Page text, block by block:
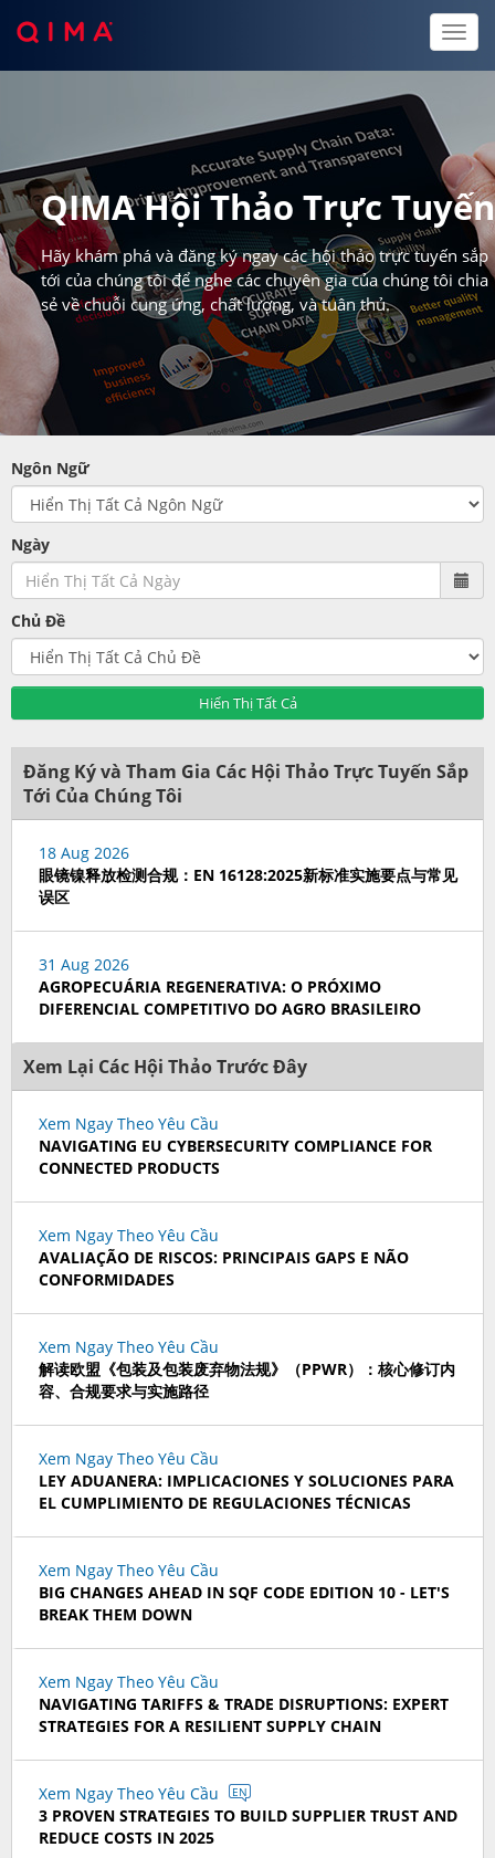
Toggle
QIMA Hội Thảo Trực Tuyến
Hãy khám phá và đăng ký ngay các hội thảo trực tuyến sắp
tới của chúng tôi để nghe các chuyên gia của chúng tôi chia
sẻ về chuỗi cung ứng, chất lượng, và tuân thủ.
Ngôn Ngữ
Ngày
Chủ Đề
Hiển Thị Tất Cả
Đăng Ký và Tham Gia Các Hội Thảo Trực Tuyến Sắp
Tới Của Chúng Tôi
18 Aug 2026
眼镜镍释放检测合规：EN 16128:2025新标准实施要点与常见
误区
31 Aug 2026
AGROPECUÁRIA REGENERATIVA: O PRÓXIMO
DIFERENCIAL COMPETITIVO DO AGRO BRASILEIRO
Xem Lại Các Hội Thảo Trước Đây
Xem Ngay Theo Yêu Cầu
NAVIGATING EU CYBERSECURITY COMPLIANCE FOR
CONNECTED PRODUCTS
Xem Ngay Theo Yêu Cầu
AVALIAÇÃO DE RISCOS: PRINCIPAIS GAPS E NÃO
CONFORMIDADES
Xem Ngay Theo Yêu Cầu
解读欧盟《包装及包装废弃物法规》（PPWR）：核心修订内
容、合规要求与实施路径
Xem Ngay Theo Yêu Cầu
LEY ADUANERA: IMPLICACIONES Y SOLUCIONES PARA
EL CUMPLIMIENTO DE REGULACIONES TÉCNICAS
Xem Ngay Theo Yêu Cầu
BIG CHANGES AHEAD IN SQF CODE EDITION 10 - LET'S
BREAK THEM DOWN
Xem Ngay Theo Yêu Cầu
NAVIGATING TARIFFS & TRADE DISRUPTIONS: EXPERT
STRATEGIES FOR A RESILIENT SUPPLY CHAIN
Xem Ngay Theo Yêu Cầu EN
3 PROVEN STRATEGIES TO BUILD SUPPLIER TRUST AND
REDUCE COSTS IN 2025